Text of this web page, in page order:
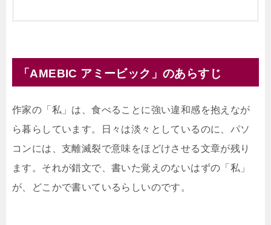
「AMEBIC アミービック」のあらすじ
作家の「私」は、食べることに強い違和感を抱えなが
ら暮らしています。日々は淡々としているのに、パソ
コンには、支離滅裂で意味をほどけさせる文章が残り
ます。それが錯文で、書いた覚えのないはずの「私」
が、どこかで書いているらしいのです。